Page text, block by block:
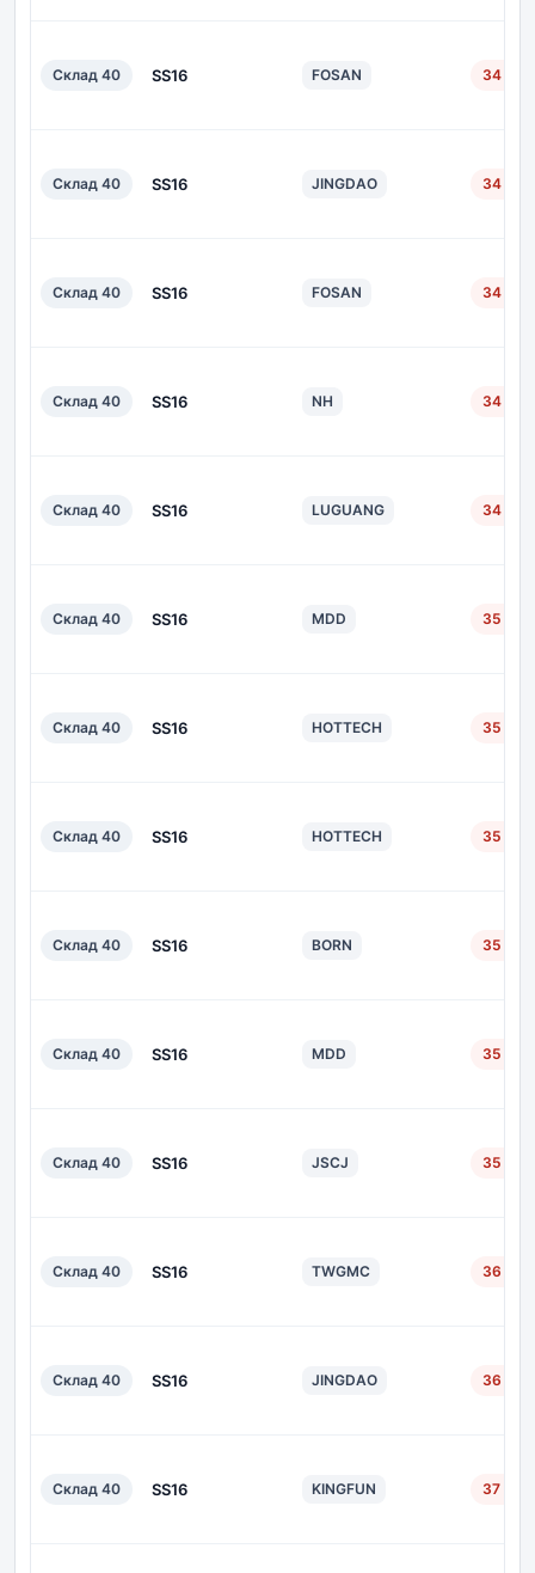
Склад 40 SS16 FOSAN 34 дн.
Склад 40 SS16 JINGDAO 34 дн.
Склад 40 SS16 FOSAN 34 дн.
Склад 40 SS16 NH 34 дн.
Склад 40 SS16 LUGUANG 34 дн.
Склад 40 SS16 MDD 35 дн.
Склад 40 SS16 HOTTECH 35 дн.
Склад 40 SS16 HOTTECH 35 дн.
Склад 40 SS16 BORN 35 дн.
Склад 40 SS16 MDD 35 дн.
Склад 40 SS16 JSCJ 35 дн.
Склад 40 SS16 TWGMC 36 дн.
Склад 40 SS16 JINGDAO 36 дн.
Склад 40 SS16 KINGFUN 37 дн.